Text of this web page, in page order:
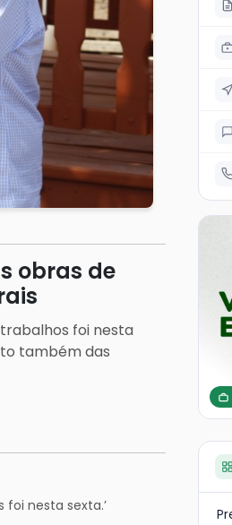
obras de
trabalhos foi nesta
também das
foi nesta sexta.’